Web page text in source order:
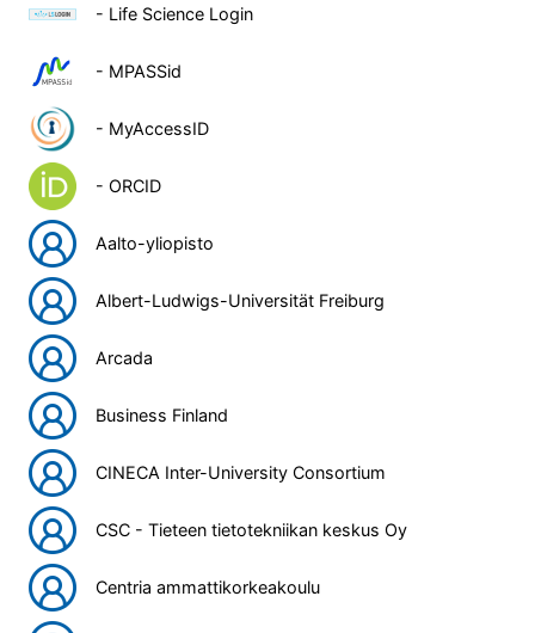
- Life Science Login
- MPASSid
- MyAccessID
- ORCID
Aalto-yliopisto
Albert-Ludwigs-Universität Freiburg
Arcada
Business Finland
CINECA Inter-University Consortium
CSC - Tieteen tietotekniikan keskus Oy
Centria ammattikorkeakoulu